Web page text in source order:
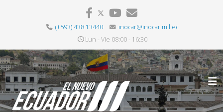
(+593) 438 13440
inocar@inocar.mil.ec
Lun - Vie 08:00 - 16:30